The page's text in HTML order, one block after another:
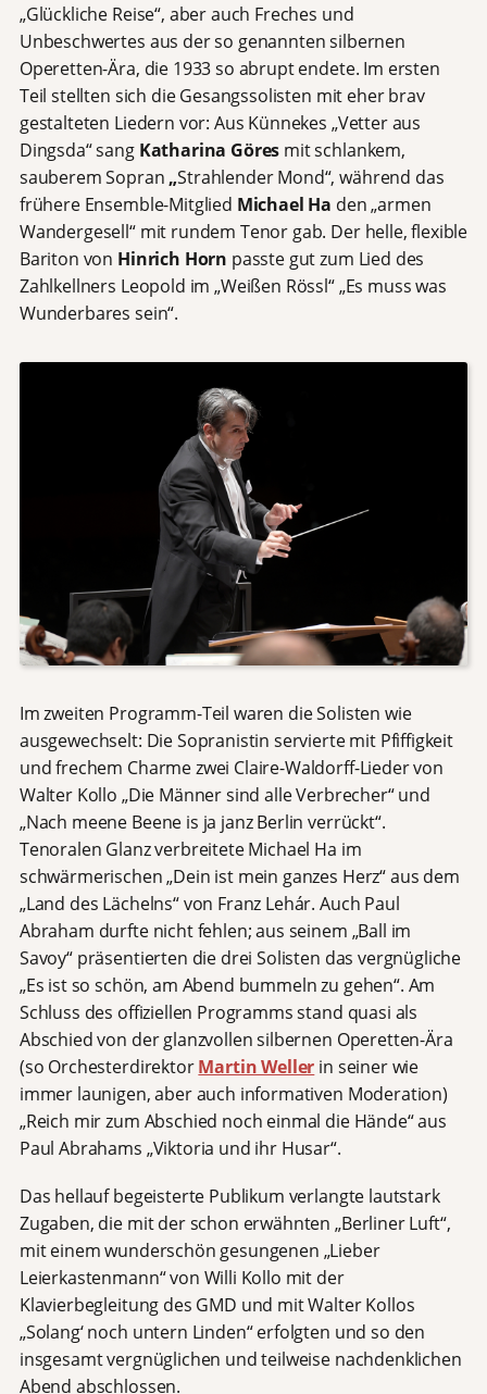
„Glückliche Reise“, aber auch Freches und
Unbeschwertes aus der so genannten silbernen
Operetten-Ära, die 1933 so abrupt endete. Im ersten
Teil stellten sich die Gesangssolisten mit eher brav
gestalteten Liedern vor: Aus Künnekes „Vetter aus
Dingsda“ sang Katharina Göres mit schlankem,
sauberem Sopran „Strahlender Mond“, während das
frühere Ensemble-Mitglied Michael Ha den „armen
Wandergesell“ mit rundem Tenor gab. Der helle, flexible
Bariton von Hinrich Horn passte gut zum Lied des
Zahlkellners Leopold im „Weißen Rössl“ „Es muss was
Wunderbares sein“.
Im zweiten Programm-Teil waren die Solisten wie
ausgewechselt: Die Sopranistin servierte mit Pfiffigkeit
und frechem Charme zwei Claire-Waldorff-Lieder von
Walter Kollo „Die Männer sind alle Verbrecher“ und
„Nach meene Beene is ja janz Berlin verrückt“.
Tenoralen Glanz verbreitete Michael Ha im
schwärmerischen „Dein ist mein ganzes Herz“ aus dem
„Land des Lächelns“ von Franz Lehár. Auch Paul
Abraham durfte nicht fehlen; aus seinem „Ball im
Savoy“ präsentierten die drei Solisten das vergnügliche
„Es ist so schön, am Abend bummeln zu gehen“. Am
Schluss des offiziellen Programms stand quasi als
Abschied von der glanzvollen silbernen Operetten-Ära
(so OrchesterdirektorMartin Weller in seiner wie
immer launigen, aber auch informativen Moderation)
„Reich mir zum Abschied noch einmal die Hände“ aus
Paul Abrahams „Viktoria und ihr Husar“.
Das hellauf begeisterte Publikum verlangte lautstark
Zugaben, die mit der schon erwähnten „Berliner Luft“,
mit einem wunderschön gesungenen „Lieber
Leierkastenmann“ von Willi Kollo mit der
Klavierbegleitung des GMD und mit Walter Kollos
„Solang‘ noch untern Linden“ erfolgten und so den
insgesamt vergnüglichen und teilweise nachdenklichen
Abend abschlossen.